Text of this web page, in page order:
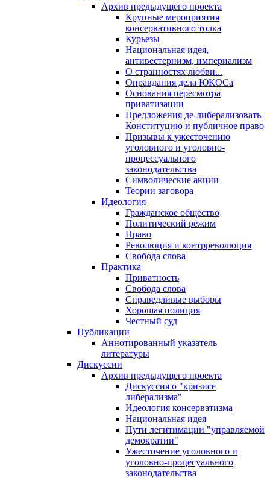
Архив предыдущего проекта
Крупные мероприятия
консервативного толка
Курьезы
Национальная идея,
антивестернизм, империализм
О странностях любви...
Оправдания дела ЮКОСа
Основания пересмотра
приватизации
Предложения де-либерализовать
Конституцию и публичное право
Призывы к ужесточению
уголовного и уголовно-
процессуального
законодательства
Символические акции
Теории заговора
Идеология
Гражданское общество
Политический режим
Право
Революция и контрреволюция
Свобода слова
Практика
Приватность
Свобода слова
Справедливые выборы
Хорошая полиция
Честный суд
Публикации
Аннотированный указатель
литературы
Дискуссии
Архив предыдущего проекта
Дискуссия о "кризисе
либерализма"
Идеология консерватизма
Национальная идея
Пути легитимации "управляемой
демократии"
Ужесточение уголовного и
уголовно-процесуального
законодательства